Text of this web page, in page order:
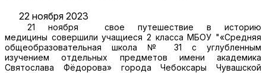
22 ноября 2023
21 ноября свое путешествие в историю
медицины совершили учащиеся 2 класса МБОУ "«Средняя
общеобразовательная школа № 31 с углубленным
изучением отдельных предметов имени академика
Святослава Фёдорова» города Чебоксары Чувашской